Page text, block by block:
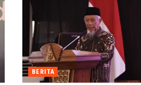
BERITA